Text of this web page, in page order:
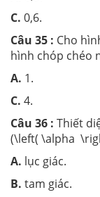
C. 0,6.
Câu 35 : Cho
hình chóp chéo
A. 1.
C. 4.
Câu 36 : Thiết
(\left( \alpha
A. lục giác.
B. tam giác.